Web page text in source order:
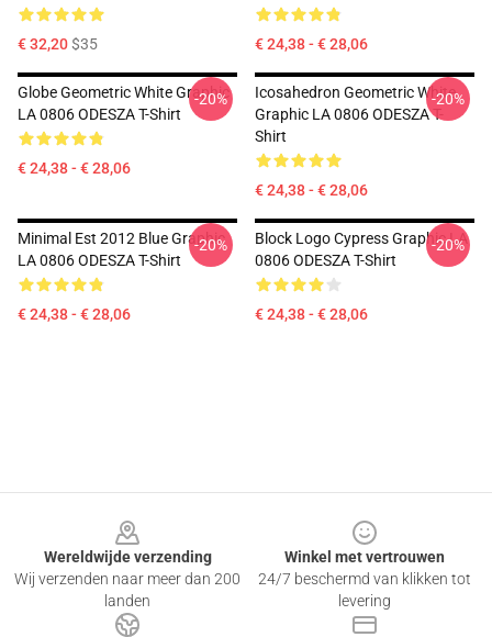
€ 32,20$35 € 24,38 - € 28,06
Globe Geometric White Graphic
LA 0806 ODESZA T-Shirt
€ 24,38 - € 28,06
-20%
Icosahedron Geometric White
Graphic LA 0806 ODESZA T-
Shirt
€ 24,38 - € 28,06
-20%
Minimal Est 2012 Blue Graphic
LA 0806 ODESZA T-Shirt
€ 24,38 - € 28,06
-20%
Block Logo Cypress Graphic LA
0806 ODESZA T-Shirt
€ 24,38 - € 28,06
-20%
Wereldwijde verzending
Wij verzenden naar meer dan 200
landen
Winkel met vertrouwen
24/7 beschermd van klikken tot
levering